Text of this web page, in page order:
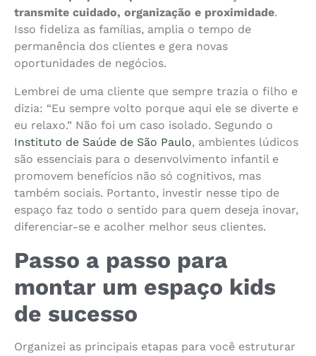
transmite cuidado, organização e proximidade.
Isso fideliza as famílias, amplia o tempo de
permanência dos clientes e gera novas
oportunidades de negócios.
Lembrei de uma cliente que sempre trazia o filho e
dizia: “Eu sempre volto porque aqui ele se diverte e
eu relaxo.” Não foi um caso isolado. Segundo o
Instituto de Saúde de São Paulo, ambientes lúdicos
são essenciais para o desenvolvimento infantil e
promovem benefícios não só cognitivos, mas
também sociais. Portanto, investir nesse tipo de
espaço faz todo o sentido para quem deseja inovar,
diferenciar-se e acolher melhor seus clientes.
Passo a passo para
montar um espaço kids
de sucesso
Organizei as principais etapas para você estruturar